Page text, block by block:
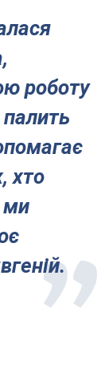
роботу
хто
ми